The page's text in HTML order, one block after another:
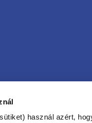
használ azért,